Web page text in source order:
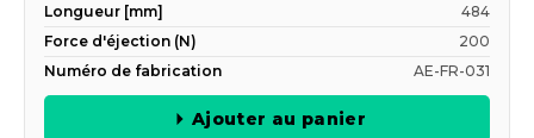
Longueur [mm]
484
Force d'éjection (N)
200
Numéro de fabrication
AE-FR-031
Ajouter au panier